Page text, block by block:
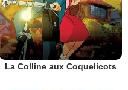
La Colline aux Coquelicots